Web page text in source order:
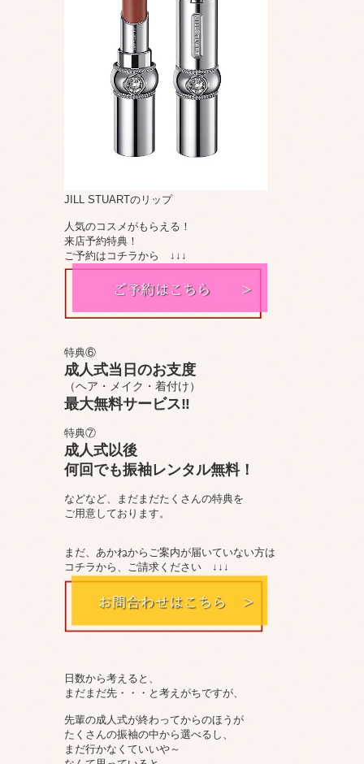
JILL STUARTのリップ
人気のコスメがもらえる！
来店予約特典！
ご予約はコチラから ↓↓↓
特典⑥
成人式当日のお支度
（ヘア・メイク・着付け）
最大無料サービス‼
特典⑦
成人式以後
何回でも振袖レンタル無料！
などなど、まだまだたくさんの特典を
ご用意しております。
まだ、あかねからご案内が届いていない方は
コチラから、ご請求ください ↓↓↓
日数から考えると、
まだまだ先・・・と考えがちですが、
先輩の成人式が終わってからのほうが
たくさんの振袖の中から選べるし、
まだ行かなくていいや～